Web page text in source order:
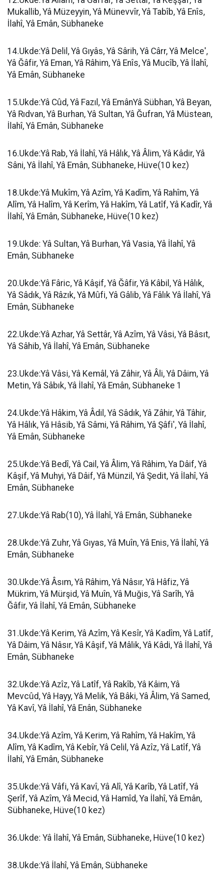
Mukallib, Yâ Müzeyyin, Yâ Münevvîr, Yâ Tabîb, Yâ Enîs,
İlahî, Yâ Emân, Sübhaneke
14.Ukde:Yâ Delil, Yâ Gıyâs, Yâ Sârih, Yâ Cârr, Yâ Melce',
Yâ Ğâfir, Yâ Eman, Yâ Râhim, Yâ Enîs, Yâ Mucîb, Yâ İlahî,
Yâ Emân, Sübhaneke
15.Ukde:Yâ Cûd, Yâ Fazıl, Yâ EmânYâ Sübhan, Yâ Beyan,
Yâ Rıdvan, Yâ Burhan, Yâ Sultan, Yâ Ğufran, Yâ Müstean,
İlahî, Yâ Emân, Sübhaneke
16.Ukde:Yâ Rab, Yâ İlahî, Yâ Hâlık, Yâ Âlim, Yâ Kâdir, Yâ
Sâni, Yâ İlahî, Yâ Emân, Sübhaneke, Hüve(10 kez)
18.Ukde:Yâ Mukîm, Yâ Azîm, Yâ Kadîm, Yâ Rahîm, Yâ
Alîm, Yâ Halîm, Yâ Kerîm, Yâ Hakîm, Yâ Latîf, Yâ Kadîr, Yâ
İlahî, Yâ Emân, Sübhaneke, Hüve(10 kez)
19.Ukde: Yâ Sultan, Yâ Burhan, Yâ Vasia, Yâ İlahî, Yâ
Emân, Sübhaneke
20.Ukde:Yâ Fâric, Yâ Kâşif, Yâ Ğâfir, Yâ Kâbil, Yâ Hâlık,
Yâ Sâdık, Yâ Râzık, Yâ Mûfi, Yâ Gâlib, Yâ Fâlık Yâ İlahî, Yâ
Emân, Sübhaneke
22.Ukde:Yâ Azhar, Yâ Settâr, Yâ Azîm, Yâ Vâsi, Yâ Bâsıt,
Yâ Sâhib, Yâ İlahî, Yâ Emân, Sübhaneke
23.Ukde:Yâ Vâsi, Yâ Kemâl, Yâ Zâhir, Yâ Âli, Yâ Dâim, Yâ
Metin, Yâ Sâbık, Yâ İlahî, Yâ Emân, Sübhaneke 1
24.Ukde:Yâ Hâkim, Yâ Âdil, Yâ Sâdık, Yâ Zâhir, Yâ Tâhir,
Yâ Hâlık, Yâ Hâsib, Yâ Sâmi, Yâ Râhim, Yâ Şâfi', Yâ İlahî,
Yâ Emân, Sübhaneke
25.Ukde:Yâ Bedî, Yâ Cail, Yâ Âlim, Yâ Râhim, Ya Dâif, Yâ
Kâşif, Yâ Muhyi, Yâ Dâif, Yâ Münzil, Yâ Şedit, Yâ İlahî, Yâ
Emân, Sübhaneke
27.Ukde:Yâ Rab(10), Yâ İlahî, Yâ Emân, Sübhaneke
28.Ukde:Yâ Zuhr, Yâ Gıyas, Yâ Muîn, Yâ Enis, Yâ İlahî, Yâ
Emân, Sübhaneke
30.Ukde:Yâ Âsım, Yâ Râhim, Yâ Nâsır, Yâ Hâfiz, Yâ
Mükrim, Yâ Mürşid, Yâ Muîn, Yâ Muğis, Yâ Sarîh, Yâ
Ğâfir, Yâ İlahî, Yâ Emân, Sübhaneke
31.Ukde:Yâ Kerim, Yâ Azîm, Yâ Kesîr, Yâ Kadîm, Yâ Latîf,
Yâ Dâim, Yâ Nâsır, Yâ Kâşif, Yâ Mâlik, Yâ Kâdi, Yâ İlahî, Yâ
Emân, Sübhaneke
32.Ukde:Yâ Azîz, Yâ Latîf, Yâ Rakîb, Yâ Kâim, Yâ
Mevcûd, Yâ Hayy, Yâ Melik, Yâ Bâki, Yâ Âlim, Yâ Samed,
Yâ Kavî, Yâ İlahî, Yâ Enân, Sübhaneke
34.Ukde:Yâ Azîm, Yâ Kerim, Yâ Rahîm, Yâ Hakîm, Yâ
Alîm, Yâ Kadîm, Yâ Kebîr, Yâ Celil, Yâ Azîz, Yâ Latîf, Yâ
İlahî, Yâ Emân, Sübhaneke
35.Ukde:Yâ Vâfi, Yâ Kavî, Yâ Alî, Yâ Karîb, Yâ Latîf, Yâ
Şerîf, Yâ Azîm, Yâ Mecid, Yâ Hamîd, Ya İlahî, Yâ Emân,
Sübhaneke, Hüve(10 kez)
36.Ukde: Yâ İlahî, Yâ Emân, Sübhaneke, Hüve(10 kez)
38.Ukde:Yâ İlahî, Yâ Emân, Sübhaneke